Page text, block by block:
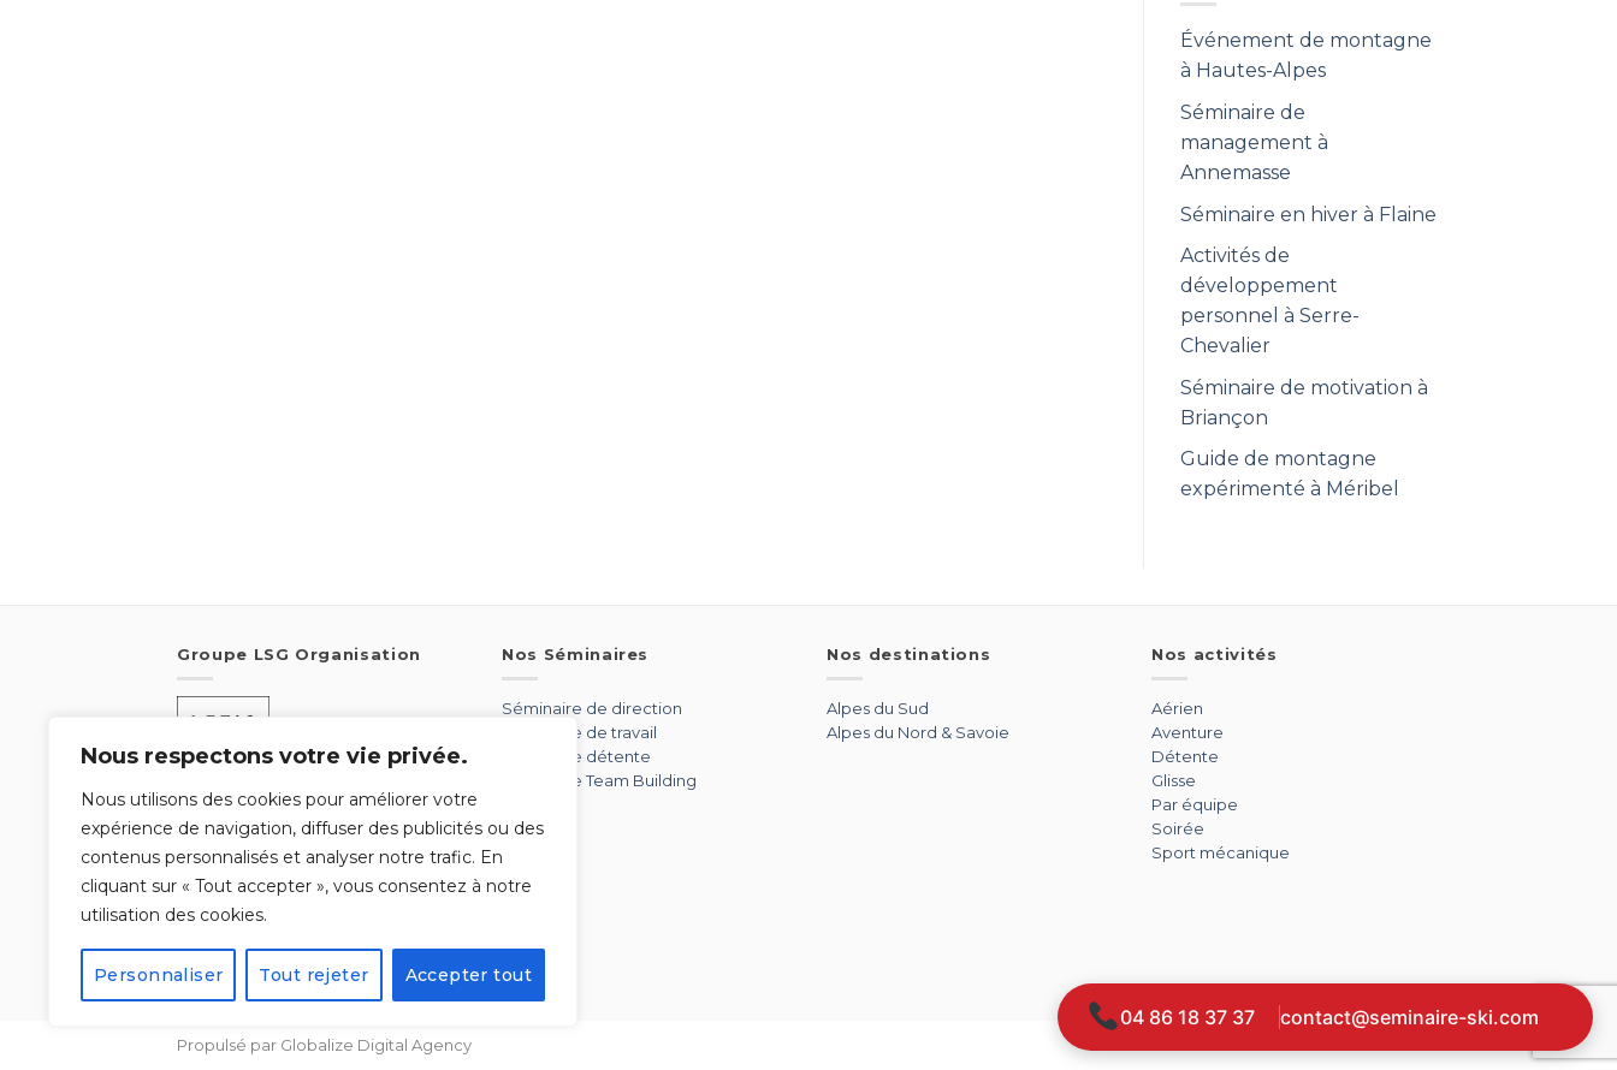
Nous respectons votre vie privée.
Nous utilisons des cookies pour améliorer votre
expérience de navigation, diffuser des publicités ou des
contenus personnalisés et analyser notre trafic. En
cliquant sur « Tout accepter », vous consentez à notre
utilisation des cookies.
Personnaliser Tout rejeter Accepter tout
Événement de montagne
à Hautes-Alpes
Séminaire de
management à
Annemasse
Séminaire en hiver à Flaine
Activités de
développement
personnel à Serre-
Chevalier
Séminaire de motivation à
Briançon
Guide de montagne
expérimenté à Méribel
Groupe LSG Organisation
Qui sommes-nous ?
RSE
Recrutement
Mentions légales
Quelques idées de prestations
Nos Séminaires
Séminaire de direction
Séminaire de travail
Séminaire détente
Séminaire Team Building
Nos destinations
Alpes du Sud
Alpes du Nord & Savoie
Nos activités
Aérien
Aventure
Détente
Glisse
Par équipe
Soirée
Sport mécanique
Propulsé par Globalize Digital Agency
04 86 18 37 37 contact@seminaire-ski.com